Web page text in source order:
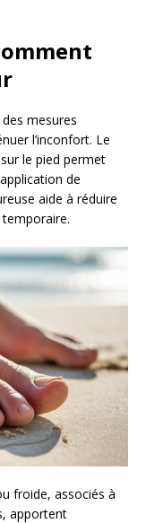
mesures
l’inconfort. Le
le pied permet
de
aide à réduire
froide, associés à
apportent